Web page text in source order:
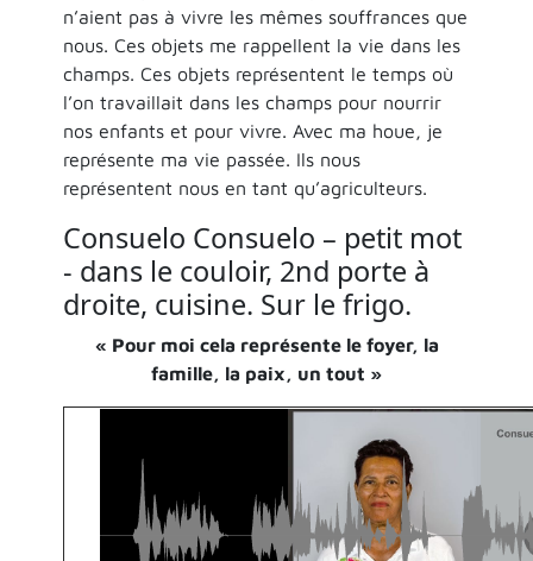
n’aient pas à vivre les mêmes souffrances que
nous. Ces objets me rappellent la vie dans les
champs. Ces objets représentent le temps où
l’on travaillait dans les champs pour nourrir
nos enfants et pour vivre. Avec ma houe, je
représente ma vie passée. Ils nous
représentent nous en tant qu’agriculteurs.
Consuelo Consuelo – petit mot
- dans le couloir, 2nd porte à
droite, cuisine. Sur le frigo.
« Pour moi cela représente le foyer, la
famille, la paix, un tout »